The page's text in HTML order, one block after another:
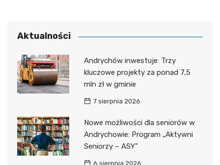
Aktualności
Andrychów inwestuje: Trzy
kluczowe projekty za ponad 7,5
mln zł w gminie
7 sierpnia 2026
Nowe możliwości dla seniorów w
Andrychowie: Program „Aktywni
Seniorzy – ASY”
6 sierpnia 2026